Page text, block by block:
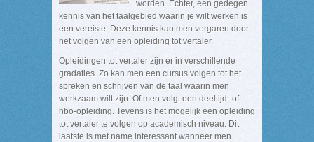
worden. Echter, een gedegen
kennis van het taalgebied waarin je wilt werken is
een vereiste. Deze kennis kan men vergaren door
het volgen van een opleiding tot vertaler.
Opleidingen tot vertaler zijn er in verschillende
gradaties. Zo kan men een cursus volgen tot het
spreken en schrijven van de taal waarin men
werkzaam wilt zijn. Of men volgt een deeltijd- of
hbo-opleiding. Tevens is het mogelijk een opleiding
tot vertaler te volgen op academisch niveau. Dit
laatste is met name interessant wanneer men